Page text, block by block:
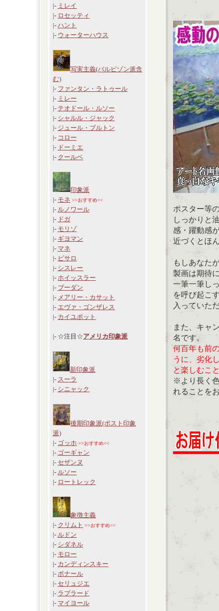
|- ミレイ
|- ロセッティ
|- ハント
|- ウォーターハウス
写実主義(バルビゾン派含
む)
|- ファンタン・ラトゥール
|- ミレー
|- テオドール・ルソー
|- シャルル・ジャック
|- ジュール・ブルトン
|- コロー
|- ドーミエ
|- クールベ
印象派
|- モネ >>おすすめ<<
|- ルノワール
|- ドガ
|- モリゾ
|- ギヨマン
|- マネ
|- ピサロ
|- シスレー
|- ホイッスラー
|- ブーダン
|- メアリー・カサット
|- エヴァ・ゴンザレス
|- カイユボット
|- ☆注目☆アメリカ印象派
新印象派
|- スーラ
|- シニャック
後期印象派(ポスト印象
派)
|- ゴッホ >>おすすめ<<
|- ゴーギャン
|- セザンヌ
|- ルソー
|- ロートレック
象徴主義
|- クリムト >>おすすめ<<
|- ルドン
|- シダネル
|- モロー
|- カンディンスキー
|- ボナール
|- セリュジエ
|- ラプラード
|- マイヨール
ポスター等
しっかりと
感・躍動感
近づくとほ
もしあなた
製画は期待
一筆一筆し
を呼び起こ
入っていた
また、キャ
名です。
何百年も前
うに、劣化
と楽しむこ
※より長く
れることを